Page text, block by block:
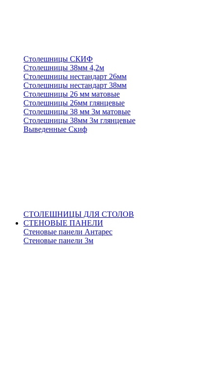
Столешницы СКИФ
Столешницы 38мм 4,2м
Столешницы нестандарт 26мм
Столешницы нестандарт 38мм
Столешницы 26 мм матовые
Столешницы 26мм глянцевые
Столешницы 38 мм 3м матовые
Столешницы 38мм 3м глянцевые
Выведенные Скиф
СТОЛЕШНИЦЫ ДЛЯ СТОЛОВ
СТЕНОВЫЕ ПАНЕЛИ
Стеновые панели Антарес
Стеновые панели 3м